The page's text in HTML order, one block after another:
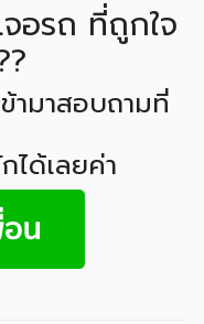
อรถ ที่ถูกใจ
ามาสอบถามที่
ได้เลยค่า